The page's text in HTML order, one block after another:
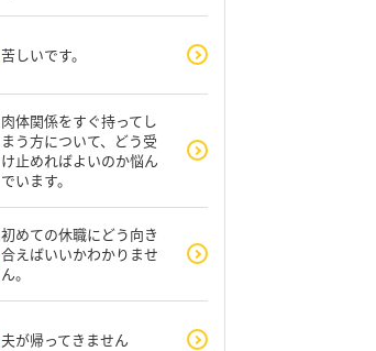
苦しいです。
肉体関係をすぐ持ってし
まう方について、どう受
け止めればよいのか悩ん
でいます。
初めての休職にどう向き
合えばいいかわかりませ
ん。
夫が帰ってきません